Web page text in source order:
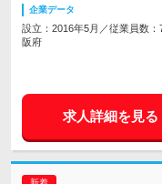
企業データ
設立：2016年5月／従業員数
阪府
求人詳細を見る